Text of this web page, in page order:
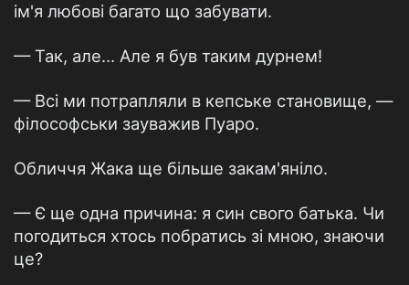
ім'я любові багато що забувати.
— Так, але… Але я був таким дурнем!
— Всі ми потрапляли в кепське становище, —
філософськи зауважив Пуаро.
Обличчя Жака ще більше закам'яніло.
— Є ще одна причина: я син свого батька. Чи
погодиться хтось побратись зі мною, знаючи
це?